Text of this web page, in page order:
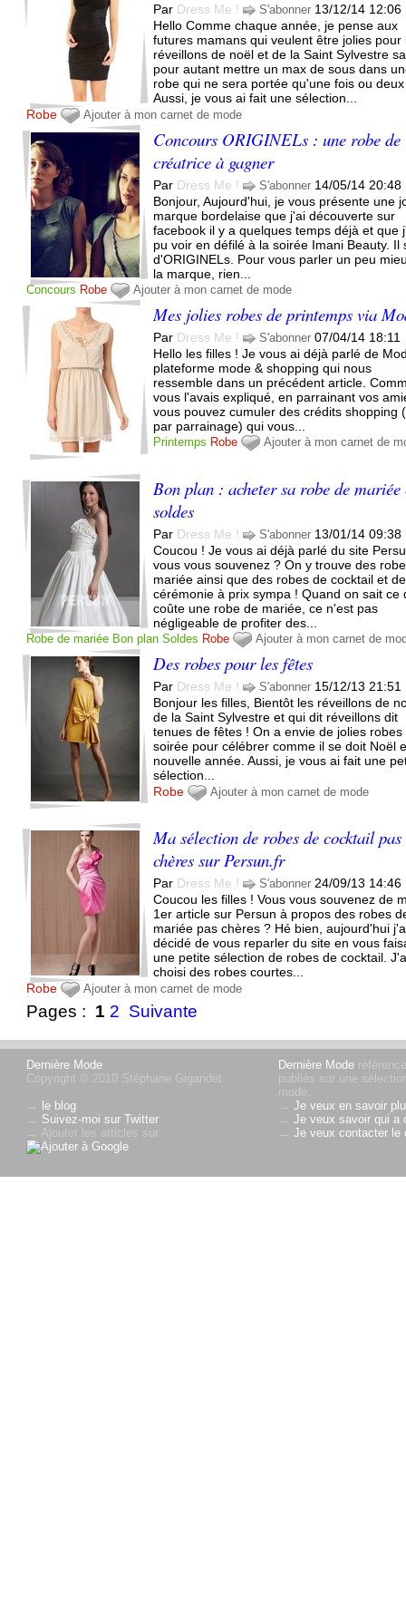
Par Dress Me ! S'abonner 13/12/14 12:06
Hello Comme chaque année, je pense aux
futures mamans qui veulent être jolies pour
réveillons de noël et de la Saint Sylvestre
pour autant mettre un max de sous dans
robe qui ne sera portée qu'une fois ou
Aussi, je vous ai fait une sélection...
Robe
Ajouter à mon carnet de mode
Concours ORIGINELs : une robe de
créatrice à gagner
Par Dress Me ! S'abonner 14/05/14 20:48
Bonjour, Aujourd'hui, je vous présente une
marque bordelaise que j'ai découverte sur
facebook il y a quelques temps déjà et que
pu voir en défilé à la soirée Imani Beauty. Il
d'ORIGINELs. Pour vous parler un peu
la marque, rien...
Concours Robe Ajouter à mon carnet de mode
Mes jolies robes de printemps via
Par Dress Me ! S'abonner 07/04/14 18:11
Hello les filles ! Je vous ai déjà parlé de
plateforme mode & shopping qui nous
ressemble dans un précédent article.
vous l'avais expliqué, en parrainant vos
vous pouvez cumuler des crédits shopping
par parrainage) qui vous...
Printemps Robe Ajouter à mon carnet de
Bon plan : acheter sa robe de mariée
soldes
Par Dress Me ! S'abonner 13/01/14 09:38
Coucou ! Je vous ai déjà parlé du site
vous vous souvenez ? On y trouve des
mariée ainsi que des robes de cocktail et de
cérémonie à prix sympa ! Quand on sait ce
coûte une robe de mariée, ce n'est pas
négligeable de profiter des...
Robe de mariée Bon plan Soldes Robe Ajouter à mon carnet de
Des robes pour les fêtes
Par Dress Me ! S'abonner 15/12/13 21:51
Bonjour les filles, Bientôt les réveillons de
de la Saint Sylvestre et qui dit réveillons dit
tenues de fêtes ! On a envie de jolies robes
soirée pour célébrer comme il se doit Noël
nouvelle année. Aussi, je vous ai fait une
sélection...
Robe
Ajouter à mon carnet de mode
Ma sélection de robes de cocktail pas
chères sur Persun.fr
Par Dress Me ! S'abonner 24/09/13 14:46
Coucou les filles ! Vous vous souvenez de
1er article sur Persun à propos des robes
mariée pas chères ? Hé bien, aujourd'hui
décidé de vous reparler du site en vous
une petite sélection de robes de cocktail.
choisi des robes courtes...
Robe
Ajouter à mon carnet de mode
Pages : 1 2 Suivante
Dernière Mode
Copyright © 2010 Stéphane Gigandet
→
le blog
→ Suivez-moi sur Twitter
→ Ajouter les articles sur
Dernière Mode
publiés sur une
mode.
→Je veux en savoir
→Je veux savoir qui a
→Je veux contacter le